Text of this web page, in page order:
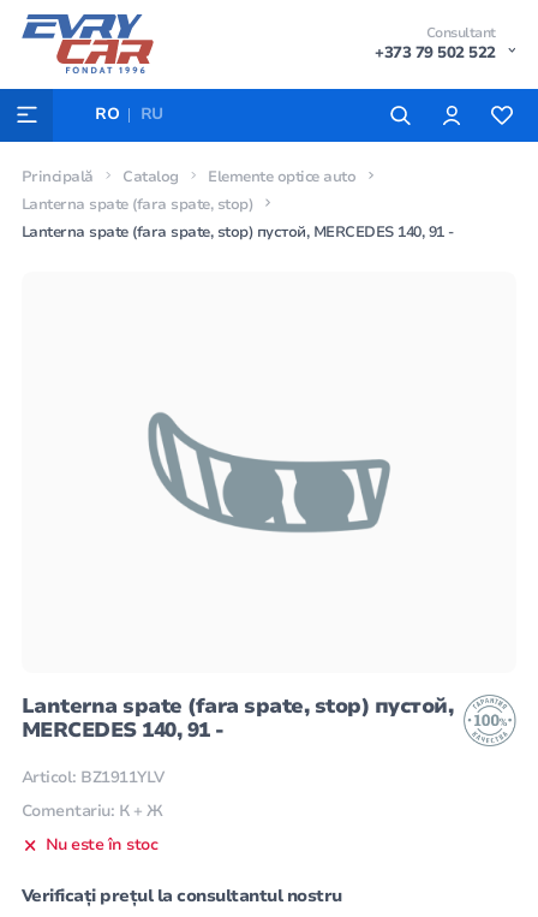
Consultant
+373 79 502 522
RO RU
Principală Catalog
Elemente optice auto
Lanterna spate (fara spate, stop)
Lanterna spate (fara spate, stop) пустой, MERCEDES 140, 91 -
Lanterna spate (fara spate, stop) пустой,
MERCEDES 140, 91 -
Articol: BZ1911YLV
Comentariu: К + Ж
Nu este în stoc
Verificați prețul la consultantul nostru